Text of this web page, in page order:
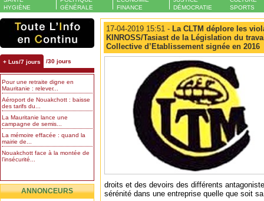
HYGIÈNE
GÉNÉRALE
FINANCE
DÉMOCRATIE
SPORTS
+ Lus/7 jours /30 jours
Pour une retraite digne en
Mauritanie : relever...
Aéroport de Nouakchott : baisse
des tarifs du...
La Mauritanie lance une
campagne de semis...
La mémoire effacée : quand la
mairie de...
Nouakchott face à la montée de
l’insécurité...
ANNONCEURS
17-04-2019 15:51 - La CLTM déplore les
KINROSS/Tasiast de la Législation du
Collective d’Etablissement signée en 2016
droits et des devoirs des différents
sérénité dans une entreprise quelle que soit